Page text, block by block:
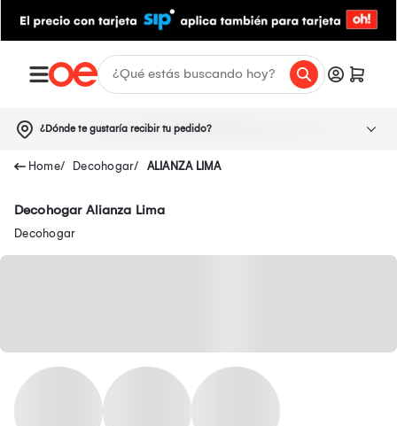
¿Dónde te gustaría recibir tu pedido?
Decohogar ALIANZA LIMA
Decohogar Alianza Lima
Decohogar